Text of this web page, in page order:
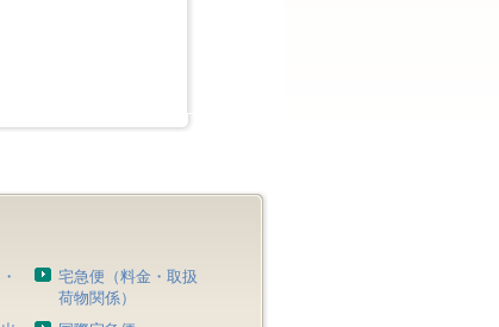
宅急便（料金・取扱
荷物関係）